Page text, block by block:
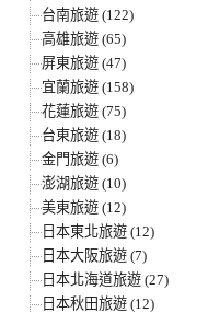
台南旅遊 (122)
高雄旅遊 (65)
屏東旅遊 (47)
宜蘭旅遊 (158)
花蓮旅遊 (75)
台東旅遊 (18)
金門旅遊 (6)
澎湖旅遊 (10)
美東旅遊 (12)
日本東北旅遊 (12)
日本大阪旅遊 (7)
日本北海道旅遊 (27)
日本秋田旅遊 (12)